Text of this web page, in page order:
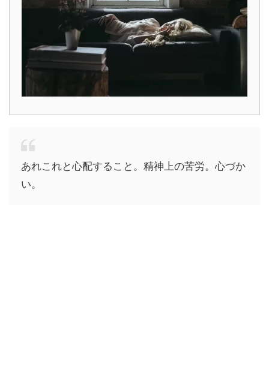
あれこれと心配すること。精神上の苦労。心づか
い。